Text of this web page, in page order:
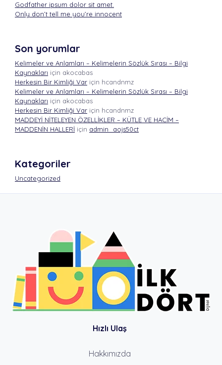
Godfather ipsum dolor sit amet.
Only don’t tell me you’re innocent
Son yorumlar
Kelimeler ve Anlamları – Kelimelerin Sözlük Sırası – Bilgi
Kaynakları için akocabas
Herkesin Bir Kimliği Var için hcandnmz
Kelimeler ve Anlamları – Kelimelerin Sözlük Sırası – Bilgi
Kaynakları için akocabas
Herkesin Bir Kimliği Var için hcandnmz
MADDEYİ NİTELEYEN ÖZELLİKLER – KÜTLE VE HACİM –
MADDENİN HALLERİ için admin_aojs50ct
Kategoriler
Uncategorized
Hızlı Ulaş
Hakkımızda